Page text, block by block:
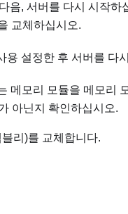
음, 서버를 다시 시작하
교체하십시오.
설정한 후 서버를 다
메모리 모듈을 메모리
아닌지 확인하십시오.
리)를 교체합니다.